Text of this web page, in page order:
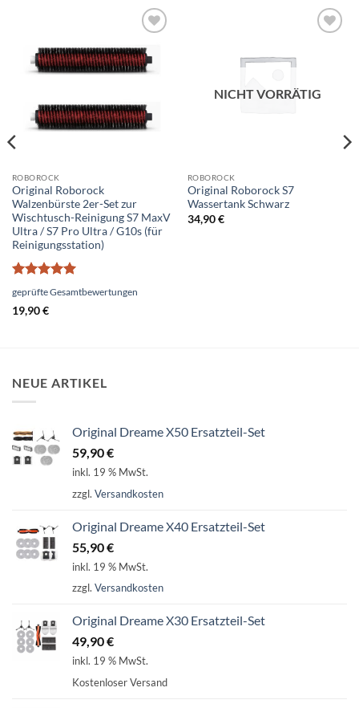
wishlist
ROBOROCK
Original Roborock
Walzenbürste 2er-Set zur
Wischtusch-Reinigung S7 MaxV
Ultra / S7 Pro Ultra / G10s (für
Reinigungsstation)
Bewertet
mit
5
geprüfte Gesamtbewertungen
19,90€
NICHT VORRÄTIG
ROBOROCK
Original Roborock S7
Wassertank Schwarz
34,90€
NEUE ARTIKEL
Original Dreame X50 Ersatzteil-Set
59,90€
inkl. 19 % MwSt.
zzgl. Versandkosten
Original Dreame X40 Ersatzteil-Set
55,90€
inkl. 19 % MwSt.
zzgl. Versandkosten
Original Dreame X30 Ersatzteil-Set
49,90€
inkl. 19 % MwSt.
Kostenloser Versand